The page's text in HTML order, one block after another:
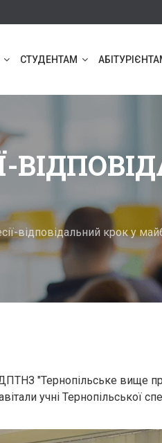
СТУДЕНТАМ
відповідальний крок у
ДПТНЗ "Тернопільське вище
учні Тернопільської